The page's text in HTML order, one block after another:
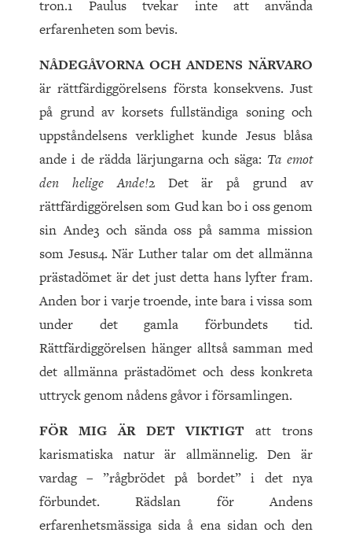
tron.1 Paulus tvekar inte att använda
erfarenheten som bevis.
NÅDEGÅVORNA OCH ANDENS NÄRVARO
är rättfärdiggörelsens första konsekvens. Just
på grund av korsets fullständiga soning och
uppståndelsens verklighet kunde Jesus blåsa
ande i de rädda lärjungarna och säga: Ta emot
den helige Ande!2 Det är på grund av
rättfärdiggörelsen som Gud kan bo i oss genom
sin Ande3 och sända oss på samma mission
som Jesus4. När Luther talar om det allmänna
prästadömet är det just detta hans lyfter fram.
Anden bor i varje troende, inte bara i vissa som
under det gamla förbundets tid.
Rättfärdiggörelsen hänger alltså samman med
det allmänna prästadömet och dess konkreta
uttryck genom nådens gåvor i församlingen.
FÖR MIG ÄR DET VIKTIGTatt trons
karismatiska natur är allmännelig. Den är
vardag – ”rågbrödet på bordet” i det nya
förbundet. Rädslan för Andens
erfarenhetsmässiga sida å ena sidan och den